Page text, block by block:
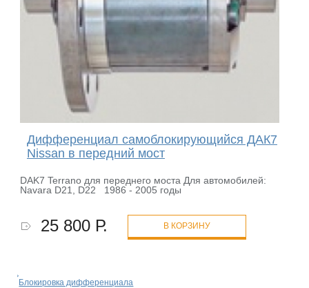
Дифференциал самоблокирующийся ДАК7
Nissan в передний мост
DAK7 Terrano для переднего моста Для автомобилей:
Navara D21, D22 1986 - 2005 годы
25 800 Р. В КОРЗИНУ
Блокировка дифференциала